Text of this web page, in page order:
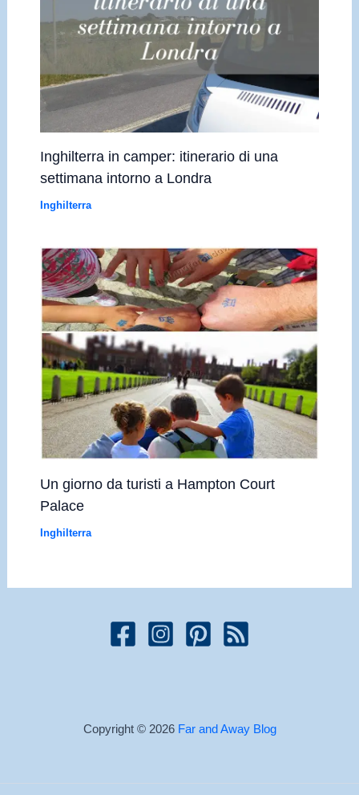
Inghilterra in camper: itinerario di una
settimana intorno a Londra
Inghilterra
Un giorno da turisti a Hampton Court
Palace
Inghilterra
Copyright © 2026 Far and Away Blog